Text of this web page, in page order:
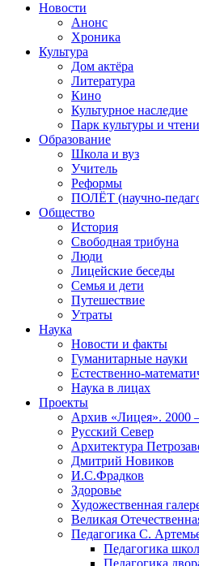
Новости
Анонс
Хроника
Культура
Дом актёра
Литература
Кино
Культурное наследие
Парк культуры и
Образование
Школа и вуз
Учитель
Реформы
ПОЛЁТ (научно-
Общество
История
Свободная трибуна
Люди
Лицейские беседы
Семья и дети
Путешествие
Утраты
Наука
Новости и факты
Гуманитарные науки
Естественно-
Наука в лицах
Проекты
Архив «Лицея». 2000
Русский Север
Архитектура
Дмитрий Новиков
И.С.Фрадков
Здоровье
Художественная
Великая
Педагогика С.
Педагогика